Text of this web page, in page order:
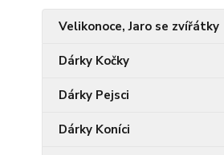
Velikonoce, Jaro se zvířátky
Dárky Kočky
Dárky Pejsci
Dárky Koníci